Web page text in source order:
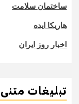
ساختمان سلامت
هاریکا ایده
اخبار روز ایران
تبلیغات